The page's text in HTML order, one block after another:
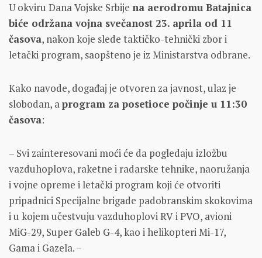
U okviru Dana Vojske Srbije na aerodromu Batajnica
biće održana vojna svečanost 23. aprila od 11
časova, nakon koje slede taktičko-tehnički zbor i
letački program, saopšteno je iz Ministarstva odbrane.
Kako navode, događaj je otvoren za javnost, ulaz je
slobodan, aprogram za posetioce počinje u 11:30
časova:
– Svi zainteresovani moći će da pogledaju izložbu
vazduhoplova, raketne i radarske tehnike, naoružanja
i vojne opreme i letački program koji će otvoriti
pripadnici Specijalne brigade padobranskim skokovima
i u kojem učestvuju vazduhoplovi RV i PVO, avioni
MiG-29, Super Galeb G-4, kao i helikopteri Mi-17,
Gama i Gazela. –